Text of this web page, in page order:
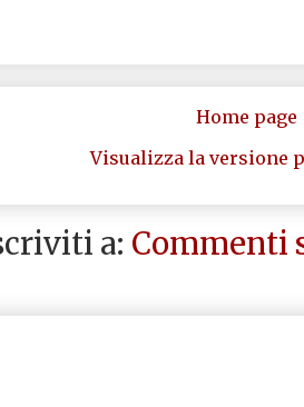
Home page
Visualizza la versione
a: Commenti